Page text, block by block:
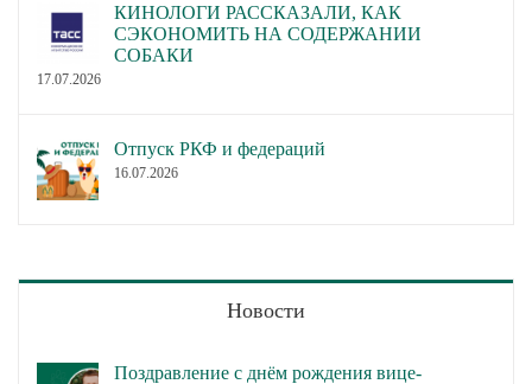
КИНОЛОГИ РАССКАЗАЛИ, КАК
СЭКОНОМИТЬ НА СОДЕРЖАНИИ
СОБАКИ
17.07.2026
Отпуск РКФ и федераций
16.07.2026
Новости
Поздравление с днём рождения вице-